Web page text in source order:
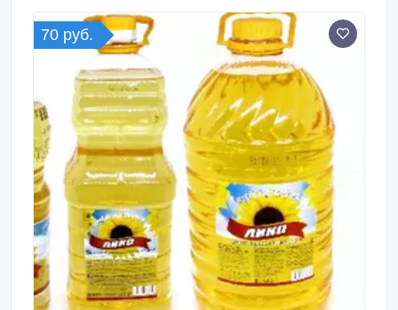
данную продукцию и образцы для испытаний
http://www.
70 руб.